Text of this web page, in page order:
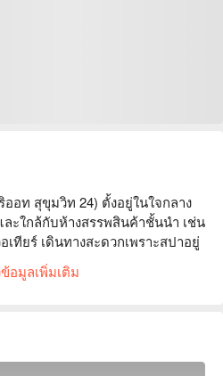
อท สุขุมวิท 24) ตั้งอยู่ในใจกลาง
ละใกล้กับห้างสรรพสินค้าชั้นนำ เช่น
เทียร์ เดินทางสะดวกเพราะสปาอยู่
5 นาที รวมถึงสปามีบริการที่จอดรถ
แรมตลอดทั้งวัน
ระสบการณ์ ที่ยินดีที่จะให้คำ
มที่และจริงใจ
อมูลเพิ่มเติม